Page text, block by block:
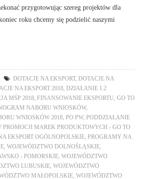
przygotowując szereg projektów dla
roku chcemy się podzielić naszymi
DOTACJE NA EKSPORT,DOTACJE NA
NA EKSPORT 2018 ,DZIAŁANIE 1.2
MŚP 2018 ,FINANSOWANIE EKSPORTU ,GO TO
NABORU WNIOSKÓW,
WNIOSKÓW 2018 ,PO PW,PODDZIAŁANIE
PROMOCJI MAREK PRODUKTOWYCH - GO TO
EKSPORT OGÓLNOPOLSKIE ,PROGRAMY NA
,WOJEWÓDZTWO DOLNOŚLĄSKIE
- POMORSKIE ,WOJEWÓDZTWO
LUBUSKIE ,WOJEWÓDZTWO
MAŁOPOLSKIE ,WOJEWÓDZTWO